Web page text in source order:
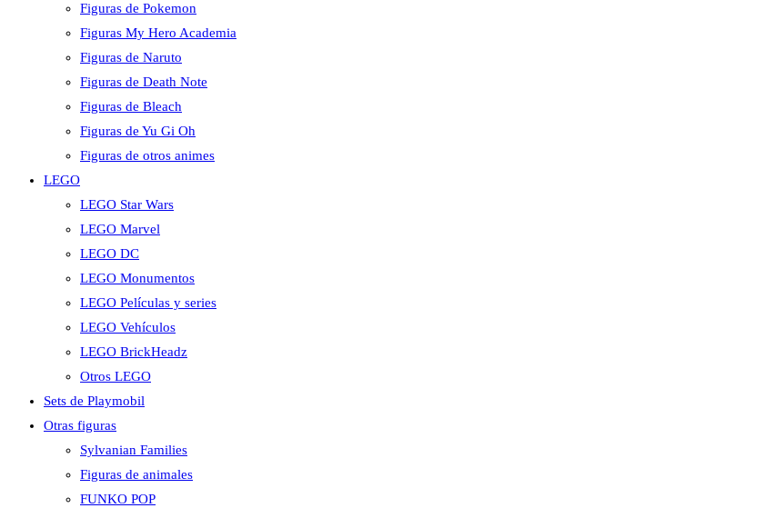
Figuras de Pokemon
Figuras My Hero Academia
Figuras de Naruto
Figuras de Death Note
Figuras de Bleach
Figuras de Yu Gi Oh
Figuras de otros animes
LEGO
LEGO Star Wars
LEGO Marvel
LEGO DC
LEGO Monumentos
LEGO Películas y series
LEGO Vehículos
LEGO BrickHeadz
Otros LEGO
Sets de Playmobil
Otras figuras
Sylvanian Families
Figuras de animales
FUNKO POP